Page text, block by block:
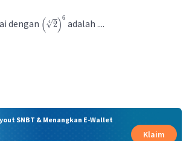
dengan ( 4 2)6 adalah ....
SNBT & Menangkan E-Wallet
Klaim